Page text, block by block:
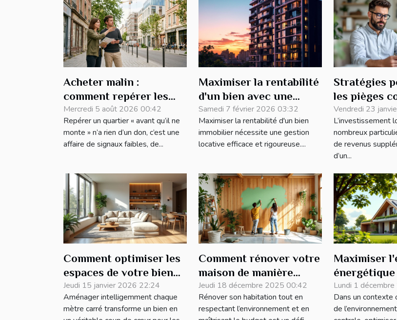
Acheter malin :
comment repérer les
quartiers qui montent
avant tout le monde
Mercredi 5 août 2026 00:42
Repérer un quartier « avant qu’il ne
monte » n’a rien d’un don, c’est une
affaire de signaux faibles, de...
Maximiser la rentabilité
d'un bien avec une
gestion locative
efficace
Samedi 7 février 2026 03:32
Maximiser la rentabilité d'un bien
immobilier nécessite une gestion
locative efficace et rigoureuse....
Stratégies
les pièges
Vendredi 23
L’investissement
nombreux
de revenus
d’un...
Comment optimiser les
espaces de votre bien
pour le rendre plus
attractif ?
Jeudi 15 janvier 2026 22:24
Aménager intelligemment chaque
mètre carré transforme un bien en
Comment rénover votre
maison de manière
écologique et
économique ?
Jeudi 18 décembre 2025 00:42
Rénover son habitation tout en
respectant l’environnement et en
Maximiser
énergétique
innovations
propriétés
Lundi 1
Dans un contexte
de